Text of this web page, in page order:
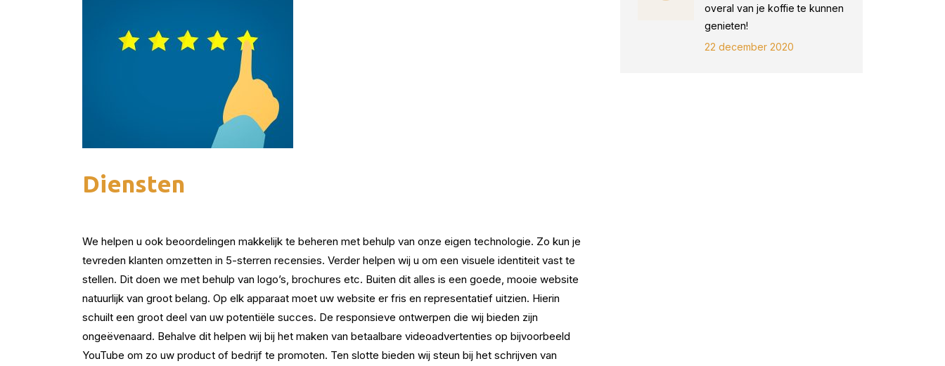
Diensten
We helpen u ook beoordelingen makkelijk te beheren met behulp van onze eigen technologie. Zo kun je
tevreden klanten omzetten in 5-sterren recensies. Verder helpen wij u om een visuele identiteit vast te
stellen. Dit doen we met behulp van logo’s, brochures etc. Buiten dit alles is een goede, mooie website
natuurlijk van groot belang. Op elk apparaat moet uw website er fris en representatief uitzien. Hierin
schuilt een groot deel van uw potentiële succes. De responsieve ontwerpen die wij bieden zijn
ongeëvenaard. Behalve dit helpen wij bij het maken van betaalbare videoadvertenties op bijvoorbeeld
YouTube om zo uw product of bedrijf te promoten. Ten slotte bieden wij steun bij het schrijven van
overal van je koffie te kunnen
genieten!
22 december 2020